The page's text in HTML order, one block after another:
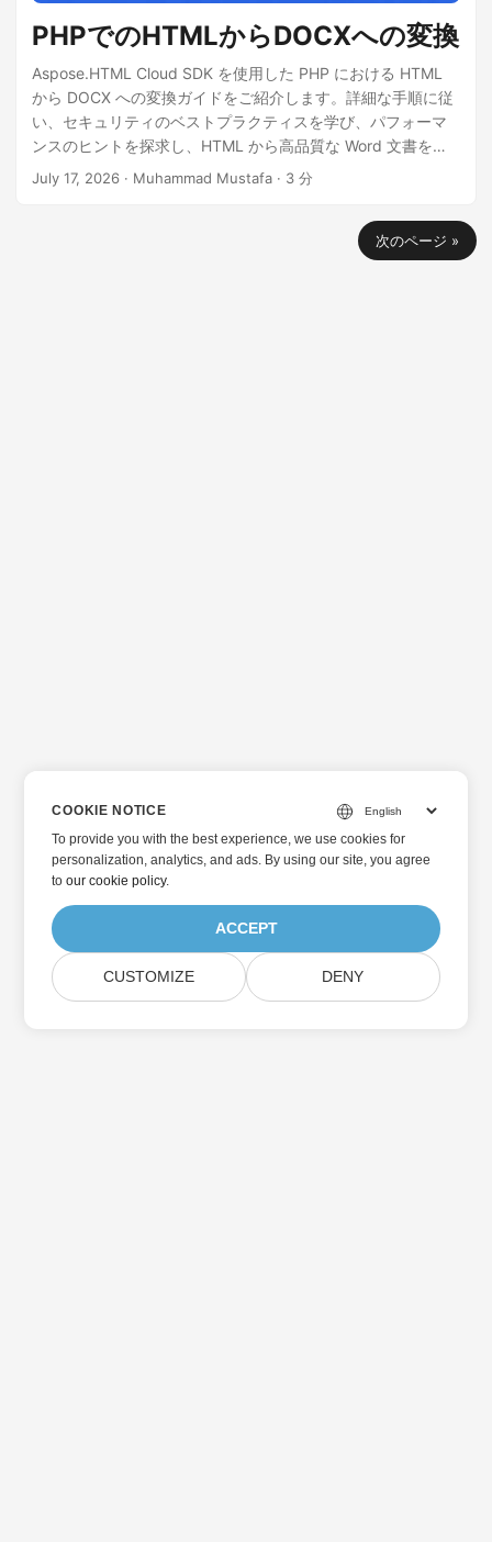
PHPでのHTMLからDOCXへの変換
Aspose.HTML Cloud SDK を使用した PHP における HTML
から DOCX への変換ガイドをご紹介します。詳細な手順に従
い、セキュリティのベストプラクティスを学び、パフォーマ
ンスのヒントを探求し、HTML から高品質な Word 文書を効
率的に生成する完全なサンプルをご覧ください。
July 17, 2026 · Muhammad Mustafa · 3 分
次のページ »
COOKIE NOTICE
To provide you with the best experience, we use cookies for
personalization, analytics, and ads. By using our site, you agree
toour cookie policy.
ACCEPT
CUSTOMIZE DENY